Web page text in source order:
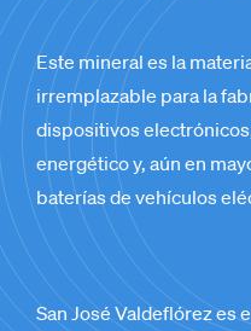
Este mineral es la
irremplazable para la
dispositivos
energético y, aún en
baterías de vehículos
San José Valdeflórez es